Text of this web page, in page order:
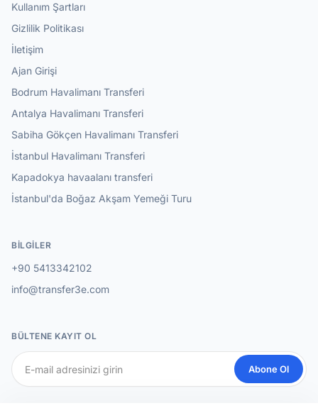
Kullanım Şartları
Gizlilik Politikası
İletişim
Ajan Girişi
Bodrum Havalimanı Transferi
Antalya Havalimanı Transferi
Sabiha Gökçen Havalimanı Transferi
İstanbul Havalimanı Transferi
Kapadokya havaalanı transferi
İstanbul'da Boğaz Akşam Yemeği Turu
BILGILER
+90 5413342102
info@transfer3e.com
BÜLTENE KAYIT OL
Abone Ol